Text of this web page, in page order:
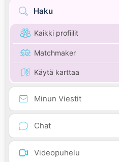
Haku
Kaikki profiilit
Matchmaker
Käytä karttaa
Minun Viestit
Chat
Videopuhelu